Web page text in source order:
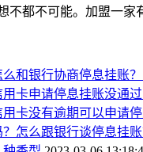
都不可能。加盟一家
和银行协商停息挂账？
卡申请停息挂账没通过
卡没有逾期可以申请停
怎么跟银行谈停息挂账